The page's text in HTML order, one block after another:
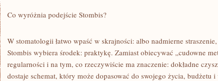
Co wyróżnia podejście Stombis?
W stomatologii łatwo wpaść w skrajności: albo nadmierne
Stombis wybiera środek: praktykę. Zamiast obiecywać „cudowne
regularności i na tym, co rzeczywiście ma znaczenie: dokładne
dostaje schemat, który może dopasować do swojego życia, budżetu